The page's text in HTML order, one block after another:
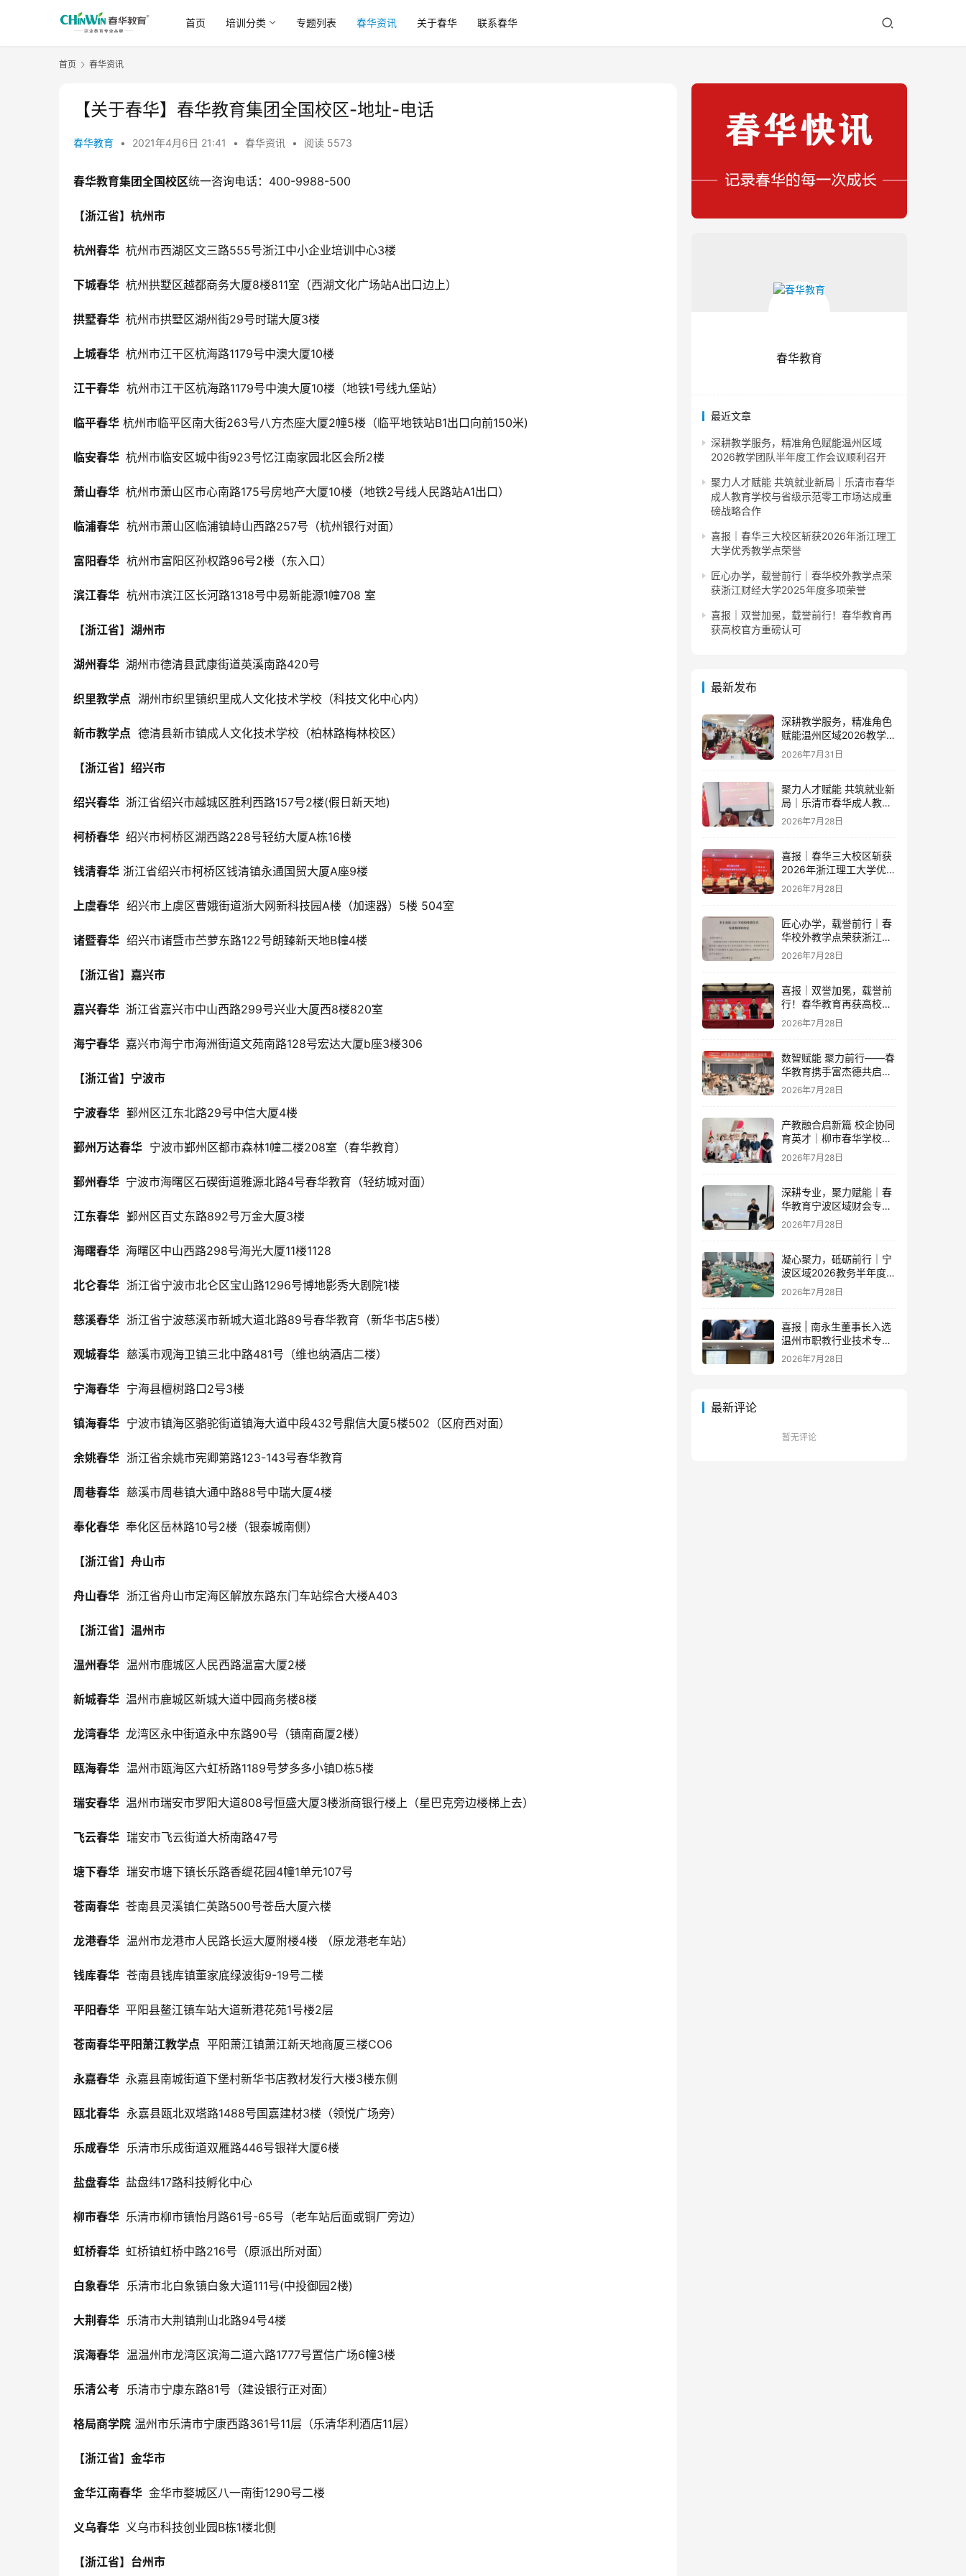
首页 培训分类 专题列表 春华资讯 关于春华 联系春华
首页 春华资讯
【关于春华】春华教育集团全国校区-地址-电话
春华教育 • 2021年4月6日 21:41 • 春华资讯 • 阅读 5573
春华教育集团全国校区统一咨询电话：400-9988-500
【浙江省】杭州市
杭州春华 杭州市西湖区文三路555号浙江中小企业培训中心3楼
下城春华 杭州拱墅区越都商务大厦8楼811室（西湖文化广场站A出口边上）
拱墅春华 杭州市拱墅区湖州街29号时瑞大厦3楼
上城春华 杭州市江干区杭海路1179号中澳大厦10楼
江干春华 杭州市江干区杭海路1179号中澳大厦10楼（地铁1号线九堡站）
临平春华 杭州市临平区南大街263号八方杰座大厦2幢5楼（临平地铁站B1出口向前150米)
临安春华 杭州市临安区城中街923号忆江南家园北区会所2楼
萧山春华 杭州市萧山区市心南路175号房地产大厦10楼（地铁2号线人民路站A1出口）
临浦春华 杭州市萧山区临浦镇峙山西路257号（杭州银行对面）
富阳春华 杭州市富阳区孙权路96号2楼（东入口）
滨江春华 杭州市滨江区长河路1318号中易新能源1幢708 室
【浙江省】湖州市
湖州春华 湖州市德清县武康街道英溪南路420号
织里教学点 湖州市织里镇织里成人文化技术学校（科技文化中心内）
新市教学点 德清县新市镇成人文化技术学校（柏林路梅林校区）
【浙江省】绍兴市
绍兴春华 浙江省绍兴市越城区胜利西路157号2楼(假日新天地)
柯桥春华 绍兴市柯桥区湖西路228号轻纺大厦A栋16楼
钱清春华 浙江省绍兴市柯桥区钱清镇永通国贸大厦A座9楼
上虞春华 绍兴市上虞区曹娥街道浙大网新科技园A楼（加速器）5楼 504室
诸暨春华 绍兴市诸暨市苎萝东路122号朗臻新天地B幢4楼
【浙江省】嘉兴市
嘉兴春华 浙江省嘉兴市中山西路299号兴业大厦西8楼820室
海宁春华 嘉兴市海宁市海洲街道文苑南路128号宏达大厦b座3楼306
【浙江省】宁波市
宁波春华 鄞州区江东北路29号中信大厦4楼
鄞州万达春华 宁波市鄞州区都市森林1幢二楼208室（春华教育）
鄞州春华 宁波市海曙区石碶街道雅源北路4号春华教育（轻纺城对面）
江东春华 鄞州区百丈东路892号万金大厦3楼
海曙春华 海曙区中山西路298号海光大厦11楼1128
北仑春华 浙江省宁波市北仑区宝山路1296号博地影秀大剧院1楼
慈溪春华 浙江省宁波慈溪市新城大道北路89号春华教育（新华书店5楼）
观城春华 慈溪市观海卫镇三北中路481号（维也纳酒店二楼）
宁海春华 宁海县檀树路口2号3楼
镇海春华 宁波市镇海区骆驼街道镇海大道中段432号鼎信大厦5楼502（区府西对面）
余姚春华 浙江省余姚市宪卿第路123-143号春华教育
周巷春华 慈溪市周巷镇大通中路88号中瑞大厦4楼
奉化春华 奉化区岳林路10号2楼（银泰城南侧）
【浙江省】舟山市
舟山春华 浙江省舟山市定海区解放东路东门车站综合大楼A403
【浙江省】温州市
温州春华 温州市鹿城区人民西路温富大厦2楼
新城春华 温州市鹿城区新城大道中园商务楼8楼
龙湾春华 龙湾区永中街道永中东路90号（镇南商厦2楼）
瓯海春华 温州市瓯海区六虹桥路1189号梦多多小镇D栋5楼
瑞安春华 温州市瑞安市罗阳大道808号恒盛大厦3楼浙商银行楼上（星巴克旁边楼梯上去）
飞云春华 瑞安市飞云街道大桥南路47号
塘下春华 瑞安市塘下镇长乐路香缇花园4幢1单元107号
苍南春华 苍南县灵溪镇仁英路500号苍岳大厦六楼
龙港春华 温州市龙港市人民路长运大厦附楼4楼 （原龙港老车站）
钱库春华 苍南县钱库镇董家底绿波街9-19号二楼
平阳春华 平阳县鳌江镇车站大道新港花苑1号楼2层
苍南春华平阳萧江教学点 平阳萧江镇萧江新天地商厦三楼CO6
永嘉春华 永嘉县南城街道下堡村新华书店教材发行大楼3楼东侧
瓯北春华 永嘉县瓯北双塔路1488号国嘉建材3楼（领悦广场旁）
乐成春华 乐清市乐成街道双雁路446号银祥大厦6楼
盐盘春华 盐盘纬17路科技孵化中心
柳市春华 乐清市柳市镇怡月路61号-65号（老车站后面或铜厂旁边）
虹桥春华 虹桥镇虹桥中路216号（原派出所对面）
白象春华 乐清市北白象镇白象大道111号(中投御园2楼)
大荆春华 乐清市大荆镇荆山北路94号4楼
滨海春华 温温州市龙湾区滨海二道六路1777号置信广场6幢3楼
乐清公考 乐清市宁康东路81号（建设银行正对面）
格局商学院 温州市乐清市宁康西路361号11层（乐清华利酒店11层）
【浙江省】金华市
金华江南春华 金华市婺城区八一南街1290号二楼
义乌春华 义乌市科技创业园B栋1楼北侧
【浙江省】台州市
春华教育
最近文章
深耕教学服务，精准角色赋能温州区域
2026教学团队半年度工作会议顺利召开
聚力人才赋能 共筑就业新局｜乐清市春华
成人教育学校与省级示范零工市场达成重
磅战略合作
喜报｜春华三大校区斩获2026年浙江理工
大学优秀教学点荣誉
匠心办学，载誉前行｜春华校外教学点荣
获浙江财经大学2025年度多项荣誉
喜报｜双誉加冕，载誉前行！春华教育再
获高校官方重磅认可
最新发布
深耕教学服务，精准角色
赋能温州区域2026教学团
队半年度工作会议顺利召
2026年7月31日
聚力人才赋能 共筑就业新
局｜乐清市春华成人教育
学校与省级示范零工市场
2026年7月28日
喜报｜春华三大校区斩获
2026年浙江理工大学优秀
教学点荣誉
2026年7月28日
匠心办学，载誉前行｜春
华校外教学点荣获浙江财
经大学2025年度多项荣誉
2026年7月28日
喜报｜双誉加冕，载誉前
行！春华教育再获高校官
方重磅认可
2026年7月28日
数智赋能 聚力前行——春
华教育携手富杰德共启AI
办公内训新篇章
2026年7月28日
产教融合启新篇 校企协同
育英才｜柳市春华学校与
人民电器集团成功签订战
略合作协议
2026年7月28日
深耕专业，聚力赋能｜春
华教育宁波区域财会专项
落地培训即将开启！
2026年7月28日
凝心聚力，砥砺前行｜宁
波区域2026教务半年度工
作会议圆满落幕，学管团
队蓄力新征程
2026年7月28日
喜报 | 南永生董事长入选
温州市职教行业技术专家
库！
2026年7月28日
最新评论
暂无评论